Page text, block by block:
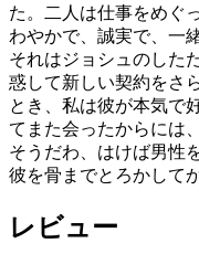
た。二人は仕事をめぐ
わやかで、誠実で、一
それはジョシュのした
惑して新しい契約をさ
とき、私は彼が本気で
てまた会ったからには
そうだわ、はけば男性
彼を骨までとろかして
レビュー